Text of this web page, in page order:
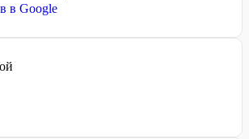
в Google